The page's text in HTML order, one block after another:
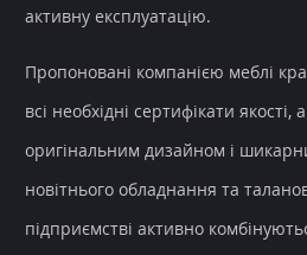
активну експлуатацію.
Пропоновані компанією меблі
всі необхідні сертифікати якості,
оригінальним дизайном і
новітнього обладнання та
підприємстві активно